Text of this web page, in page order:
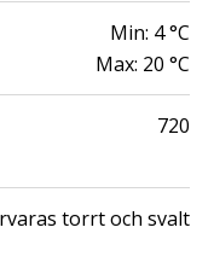
Min: 4°C
Max: 20 °C
720
torrt och svalt